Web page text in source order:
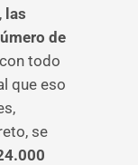
las
de
con todo
que eso
se